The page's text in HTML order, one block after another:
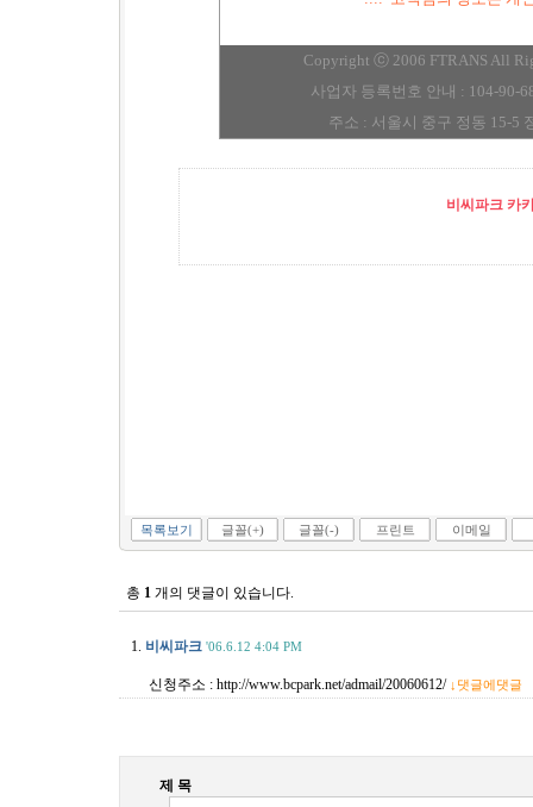
Copyright ⓒ 2006 FTRANS All
사업자 등록번호 안내 : 104-90-
주소 : 서울시 중구 정동 15-5
비씨파크 카
목록보기 글꼴(+) 글꼴(-) 프린트 이메일
총 1 개의 댓글이 있습니다.
1. 비씨파크 '06.6.12 4:04 PM
신청주소 : http://www.bcpark.net/admail/20060612/ ↓댓글에댓글
제 목